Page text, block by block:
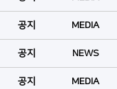
공지 MEDIA
공지 NEWS
공지 MEDIA